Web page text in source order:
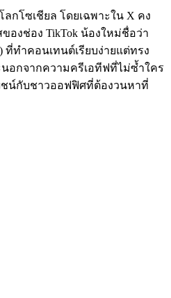
กโซเชียล โดยเฉพาะใน X คง
องช่อง TikTok น้องใหม่ชื่อว่า
ที่ทำคอนเทนต์เรียบง่ายแต่ทรง
นอกจากความครีเอทีฟที่ไม่ซ้ำใคร
ชน์กับชาวออฟฟิศที่ต้องวนหาที่